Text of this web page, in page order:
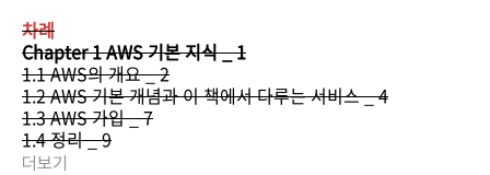
차례
Chapter 1 AWS 기본 지식 _ 1
1.1 AWS의 개요 _ 2
1.2 AWS 기본 개념과 이 책에서 다루는 서비스 _ 4
1.3 AWS 가입 _ 7
1.4 정리 _ 9
더보기